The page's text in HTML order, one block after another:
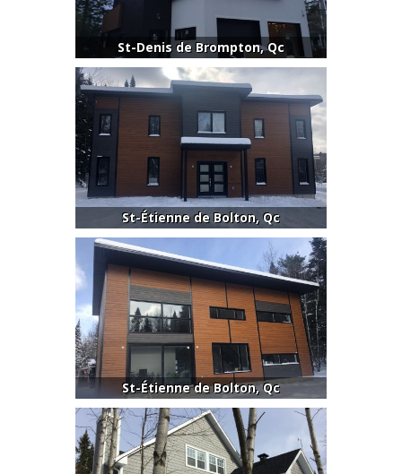
St-Denis de Brompton, Qc
St-Étienne de Bolton, Qc
St-Étienne de Bolton, Qc